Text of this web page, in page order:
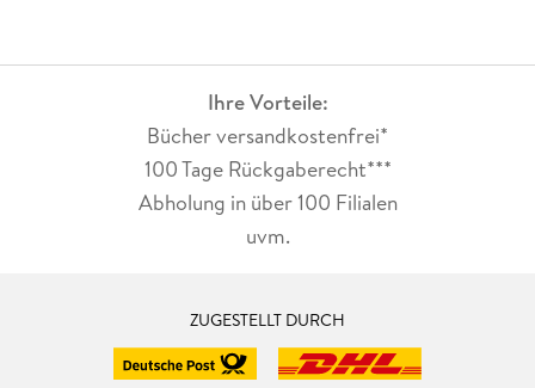
Ihre Vorteile:
Bücher versandkostenfrei*
100 Tage Rückgaberecht***
Abholung in über 100 Filialen
uvm.
ZUGESTELLT DURCH